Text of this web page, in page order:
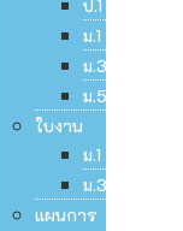
ป.1
ม.1
ม.3
ม.5
ใบงาน
ม.1
ม.3
แผนการ